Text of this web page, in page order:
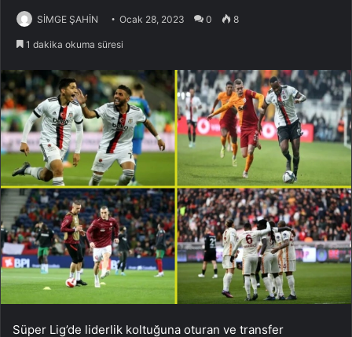
SİMGE ŞAHİN Ocak 28, 2023 0 8
1 dakika okuma süresi
Süper Lig’de liderlik koltuğuna oturan ve transfer